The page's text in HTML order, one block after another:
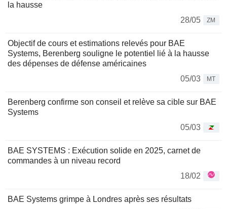
la hausse
28/05
ZM
Objectif de cours et estimations relevés pour BAE
Systems, Berenberg souligne le potentiel lié à la hausse
des dépenses de défense américaines
05/03
MT
Berenberg confirme son conseil et relève sa cible sur BAE
Systems
05/03
BAE SYSTEMS : Exécution solide en 2025, carnet de
commandes à un niveau record
18/02
BAE Systems grimpe à Londres après ses résultats